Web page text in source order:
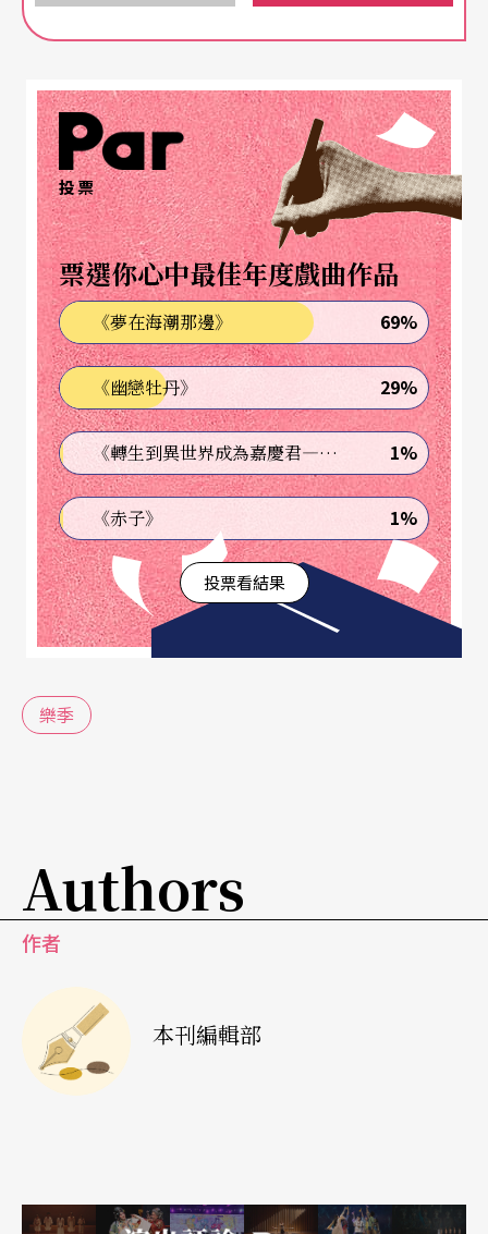
格外芬芳。
納交響樂團首席指揮約丹明年下半年將正式接掌維
也納國家歌劇院；被暱稱為MTT的湯瑪斯擔任舊金
山交響樂團總監邁入第廿五年，也是他宣布退休之
最後樂季。繼任者、現任愛樂管絃樂團的沙隆年會
有什麼改變，也令人好奇。國內兩大樂團也有極大
變化，NSO音樂總監呂紹嘉將於本樂季後卸任；北
市交則迎來殷巴爾擔任首席指揮。無獨有偶的，呂
紹嘉將馬勒作品作為樂團的主打之一；而殷巴爾將
以全套馬勒交響曲作為獻禮。至於國臺交，在首席
客席指揮水藍的規劃下，不僅貝多芬、馬勒不缺
席，更帶來文學與音樂的交響經典。
巧合的是，兩個以「台北市」為名的樂團，也以整
數年為題盛大慶祝。北市交五十周年延續榮耀；北
市國四十周年則帶著小提琴協奏曲《梁祝》首演六
臺灣國樂團及高雄市國樂團在專業上增進，更在文
從國際看國內，再從台灣看世界，議題與規劃主軸
已無區別，想在樂季的開頭縱覽一整年嗎？完整的
投票
票選你心中最佳年度戲曲作品
《夢在海潮那邊》 69%
《幽戀牡丹》 29%
《轉生到異世界成為嘉慶君—發現我的祖先是詐騙集團!?》 1%
《赤子》 1%
投票看結果
樂季
Authors
作者
本刊編輯部